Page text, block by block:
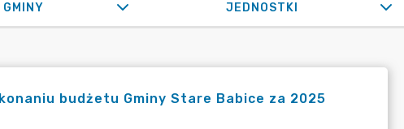
JEDNOSTKI
budżetu Gminy Stare Babice za 2025